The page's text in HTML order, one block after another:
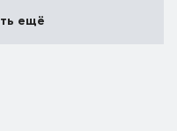
ещё